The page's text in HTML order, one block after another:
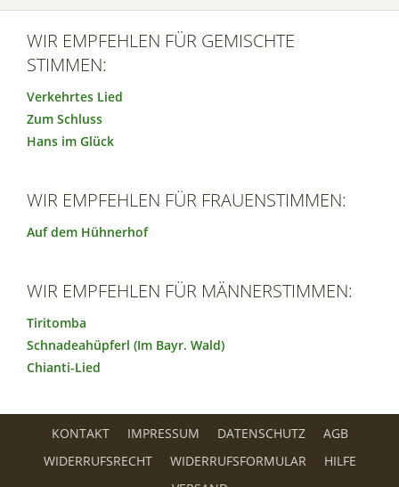
WIR EMPFEHLEN FÜR GEMISCHTE
STIMMEN:
Verkehrtes Lied
Zum Schluss
Hans im Glück
WIR EMPFEHLEN FÜR FRAUENSTIMMEN:
Auf dem Hühnerhof
WIR EMPFEHLEN FÜR MÄNNERSTIMMEN:
Tiritomba
Schnadeahüpferl (Im Bayr. Wald)
Chianti-Lied
KONTAKT IMPRESSUM DATENSCHUTZ
AGB
WIDERRUFSRECHT
WIDERRUFSFORMULAR
HILFE